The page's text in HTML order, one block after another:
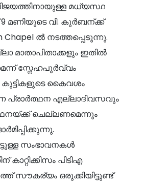
മധ്യസ്ഥ
മണിയുടെ വി. കുർബന്ക്ക്
Chapel ൽ നടത്തപ്പെടുന്നു.
മാതാപിതാക്കളും ഇതിൽ
സ്നേഹപൂർവ്വം
കുട്ടികളുടെ കൈവശം
പ്രാർത്ഥന എല്ലാദിവസവും
ചെല്ലണമെന്നും
സംഭാവനകൾ
കാറ്റിക്കിസം പിടിഎ
സൗകര്യം ഒരുക്കിയിട്ടുണ്ട്